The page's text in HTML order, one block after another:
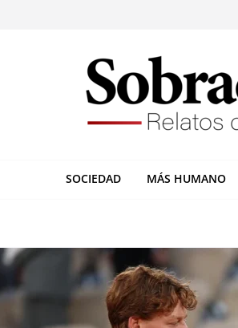
SOCIEDAD MÁS HUMANO